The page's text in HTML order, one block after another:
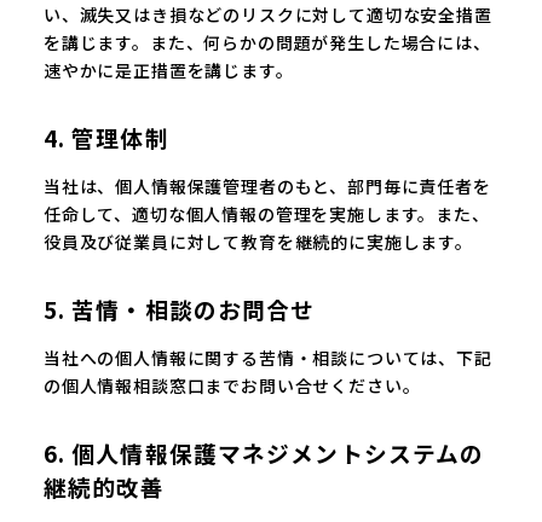
い、滅失又はき損などのリスクに対して適切な安全措置
を講じます。また、何らかの問題が発生した場合には、
速やかに是正措置を講じます。
4. 管理体制
当社は、個人情報保護管理者のもと、部門毎に責任者を
任命して、適切な個人情報の管理を実施します。また、
役員及び従業員に対して教育を継続的に実施します。
5. 苦情・相談のお問合せ
当社への個人情報に関する苦情・相談については、下記
の個人情報相談窓口までお問い合せください。
6. 個人情報保護マネジメントシステムの
継続的改善